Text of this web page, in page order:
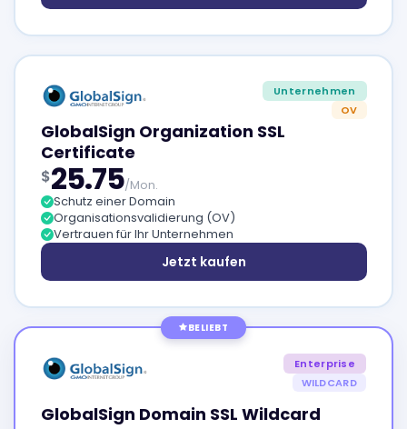
Unternehmen
OV
GlobalSign Organization SSL
Certificate
$25.75/Mon.
Schutz einer Domain
Organisationsvalidierung (OV)
Vertrauen für Ihr Unternehmen
Jetzt kaufen
BELIEBT
Enterprise
WILDCARD
GlobalSign Domain SSL Wildcard